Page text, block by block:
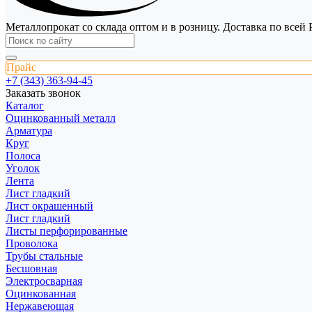
Металлопрокат со склада оптом и в розницу. Доставка по всей
Прайс
+7 (343) 363-94-45
Заказать звонок
Каталог
Оцинкованный металл
Арматура
Круг
Полоса
Уголок
Лента
Лист гладкий
Лист окрашенный
Лист гладкий
Листы перфорированные
Проволока
Трубы стальные
Бесшовная
Электросварная
Оцинкованная
Нержавеющая